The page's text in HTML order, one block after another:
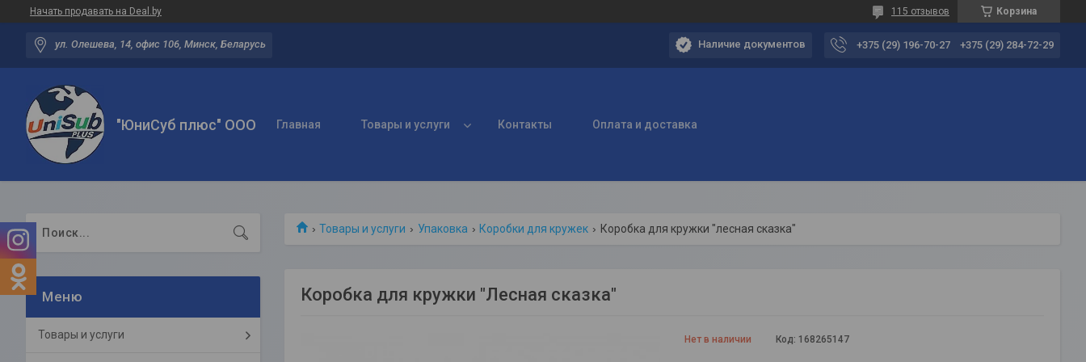
Начать продавать на Deal.by Корзина
115 отзывов
ул. Олешева, 14, офис 106, Минск, Беларусь Наличие документов +375 (29) 196-70-27 +375 (29) 284-72-29
"ЮниСуб плюс" ООО Главная Товары и услуги Контакты Оплата и доставка
Товары и услуги Упаковка Коробки для кружек Коробка для кружки "лесная сказка"
Коробка для кружки "Лесная сказка"
Нет в наличии Код: 168265147
Товары и услуги